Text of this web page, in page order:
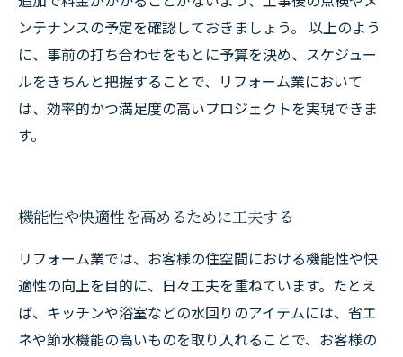
ンテナンスの予定を確認しておきましょう。 以上のよう
に、事前の打ち合わせをもとに予算を決め、スケジュー
ルをきちんと把握することで、リフォーム業において
は、効率的かつ満足度の高いプロジェクトを実現できま
す。
機能性や快適性を高めるために工夫する
リフォーム業では、お客様の住空間における機能性や快
適性の向上を目的に、日々工夫を重ねています。たとえ
ば、キッチンや浴室などの水回りのアイテムには、省エ
ネや節水機能の高いものを取り入れることで、お客様の